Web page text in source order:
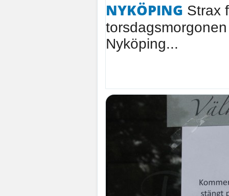
NYKÖPING Strax
Nyköping...